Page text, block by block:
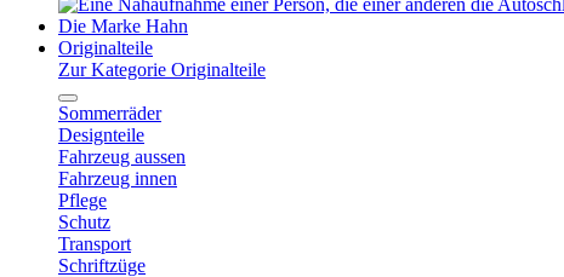
Die Marke Hahn
Originalteile
Zur Kategorie Originalteile
Sommerräder
Designteile
Fahrzeug aussen
Fahrzeug innen
Pflege
Schutz
Transport
Schriftzüge